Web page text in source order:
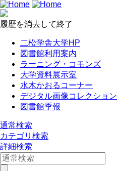
履歴を消去して終了
二松学舎大学HP
図書館利用案内
ラーニング・コモンズ
大学資料展示室
水木かおるコーナー
デジタル画像コレクション
図書館季報
通常検索
カテゴリ検索
詳細検索